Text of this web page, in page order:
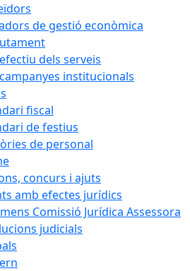
de gestió econòmica
dels serveis
institucionals
fiscal
de festius
de personal
concurs i ajuts
amb efectes jurídics
Comissió Jurídica Assessora
judicials